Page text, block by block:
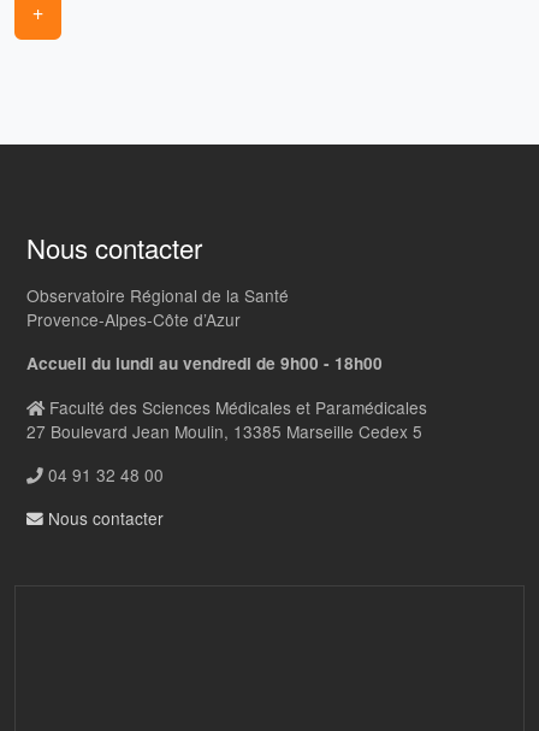
+
Nous contacter
Observatoire Régional de la Santé
Provence-Alpes-Côte d’Azur
Accueil du lundi au vendredi de 9h00 - 18h00
Faculté des Sciences Médicales et Paramédicales
27 Boulevard Jean Moulin, 13385 Marseille Cedex 5
04 91 32 48 00
Nous contacter